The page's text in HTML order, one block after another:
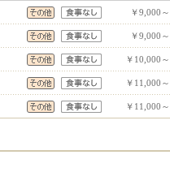
￥9,000～
￥9,000～
￥10,000～
￥11,000～
￥11,000～